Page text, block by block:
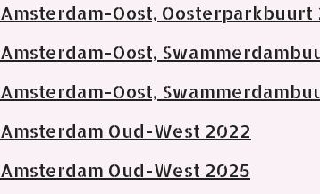
Amsterdam-Oost, Oosterparkbuurt
Amsterdam-Oost,
Amsterdam-Oost,
Amsterdam Oud-West 2022
Amsterdam Oud-West 2025